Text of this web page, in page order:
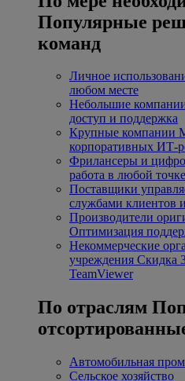
Популярные
команд
Личное
любом месте
Небольшие
доступ и поддержка
Крупные компании
корпоративных ИТ-
Фрилансеры и
работа в любой точке
Поставщики
службами клиентов
Производители
Оптимизация
Некоммерческие
учреждения Скидка
TeamViewer
По отраслям
Автомобильная
Сельское хозяйство